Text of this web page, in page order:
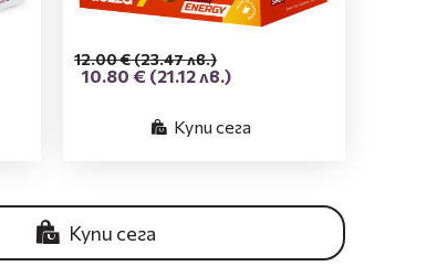
Купи сега
10.80 € (21.12 лв.)
12.00 €(23.47 лв.)
Купи сега